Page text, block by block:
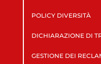
POLICY DIVERSITÀ
DICHIARAZIONE DI
GESTIONE DEI